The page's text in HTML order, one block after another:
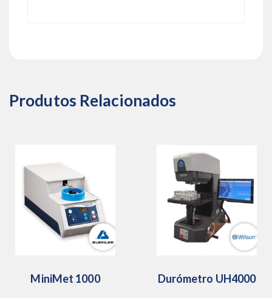
Produtos Relacionados
MiniMet 1000 Durómetro UH4000